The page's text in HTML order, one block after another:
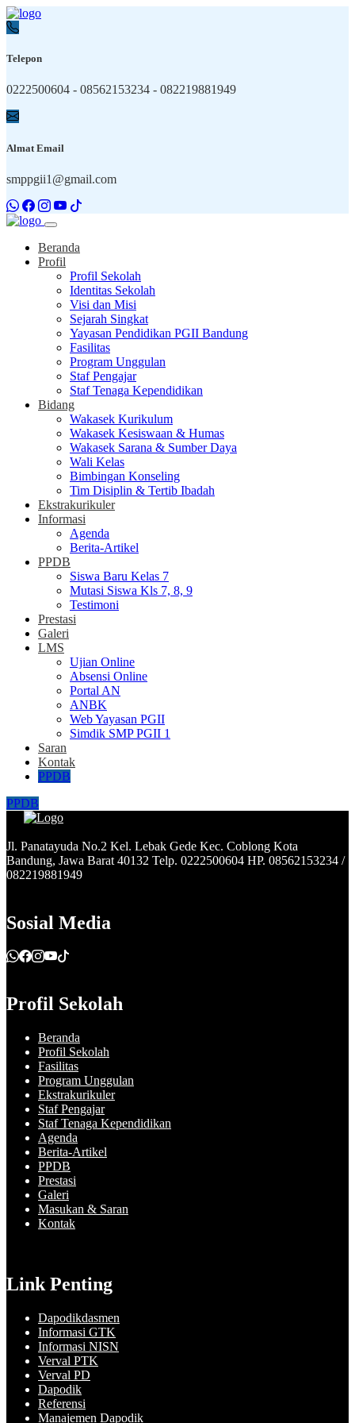
Telepon
0222500604 - 08562153234 - 082219881949
Almat Email
smppgii1@gmail.com
Beranda
Profil
Profil Sekolah
Identitas Sekolah
Visi dan Misi
Sejarah Singkat
Yayasan Pendidikan PGII Bandung
Fasilitas
Program Unggulan
Staf Pengajar
Staf Tenaga Kependidikan
Bidang
Wakasek Kurikulum
Wakasek Kesiswaan & Humas
Wakasek Sarana & Sumber Daya
Wali Kelas
Bimbingan Konseling
Tim Disiplin & Tertib Ibadah
Ekstrakurikuler
Informasi
Agenda
Berita-Artikel
PPDB
Siswa Baru Kelas 7
Mutasi Siswa Kls 7, 8, 9
Testimoni
Prestasi
Galeri
LMS
Ujian Online
Absensi Online
Portal AN
ANBK
Web Yayasan PGII
Simdik SMP PGII 1
Saran
Kontak
PPDB
PPDB
Jl. Panatayuda No.2 Kel. Lebak Gede Kec. Coblong Kota
Bandung, Jawa Barat 40132 Telp. 0222500604 HP. 08562153234 /
082219881949
Sosial Media
Profil Sekolah
Beranda
Profil Sekolah
Fasilitas
Program Unggulan
Ekstrakurikuler
Staf Pengajar
Staf Tenaga Kependidikan
Agenda
Berita-Artikel
PPDB
Prestasi
Galeri
Masukan & Saran
Kontak
Link Penting
Dapodikdasmen
Informasi GTK
Informasi NISN
Verval PTK
Verval PD
Dapodik
Referensi
Manajemen Dapodik